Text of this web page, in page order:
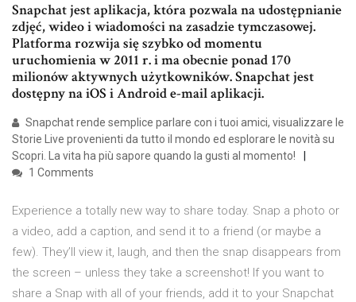
Snapchat jest aplikacja, która pozwala na udostępnianie
zdjęć, wideo i wiadomości na zasadzie tymczasowej.
Platforma rozwija się szybko od momentu
uruchomienia w 2011 r. i ma obecnie ponad 170
milionów aktywnych użytkowników. Snapchat jest
dostępny na iOS i Android e-mail aplikacji.
Snapchat rende semplice parlare con i tuoi amici, visualizzare le
Storie Live provenienti da tutto il mondo ed esplorare le novità su
Scopri. La vita ha più sapore quando la gusti al momento!
1 Comments
Experience a totally new way to share today. Snap a photo or
a video, add a caption, and send it to a friend (or maybe a
few). They’ll view it, laugh, and then the snap disappears from
the screen – unless they take a screenshot! If you want to
share a Snap with all of your friends, add it to your Snapchat